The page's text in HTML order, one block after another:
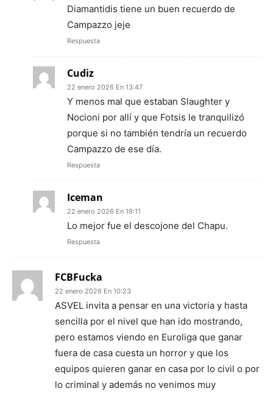
Diamantidis tiene un buen recuerdo de
Campazzo jeje
Respuesta
Cudiz
22 enero 2026 En 13:47
Y menos mal que estaban Slaughter y
Nocioni por allí y que Fotsis le tranquilizó
porque si no también tendría un recuerdo
Campazzo de ese día.
Respuesta
Iceman
22 enero 2026 En 19:11
Lo mejor fue el descojone del Chapu.
Respuesta
FCBFucka
22 enero 2026 En 10:23
ASVEL invita a pensar en una victoria y hasta
sencilla por el nivel que han ido mostrando,
pero estamos viendo en Euroliga que ganar
fuera de casa cuesta un horror y que los
equipos quieren ganar en casa por lo civil o por
lo criminal y además no venimos muy